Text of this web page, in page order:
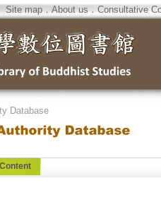
Site map．About us．Consultative
Database
Content